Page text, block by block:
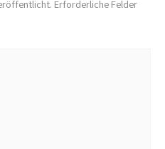
Erforderliche Felder